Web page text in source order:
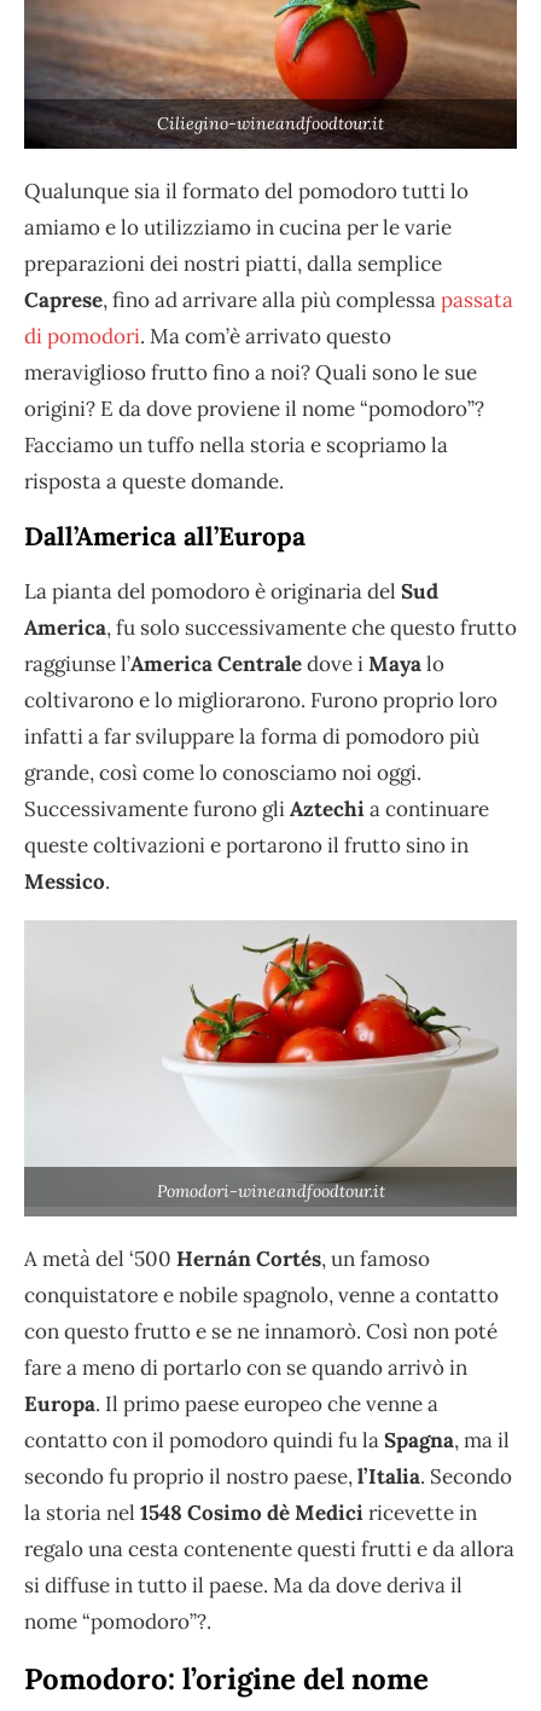
Ciliegino-wineandfoodtour.it
Qualunque sia il formato del pomodoro tutti lo
amiamo e lo utilizziamo in cucina per le varie
preparazioni dei nostri piatti, dalla semplice
Caprese, fino ad arrivare alla più complessapassata
di pomodori. Ma com’è arrivato questo
meraviglioso frutto fino a noi? Quali sono le sue
origini? E da dove proviene il nome “pomodoro”?
Facciamo un tuffo nella storia e scopriamo la
risposta a queste domande.
Dall’America all’Europa
La pianta del pomodoro è originaria del Sud
America, fu solo successivamente che questo frutto
raggiunse l’America Centraledove iMayalo
coltivarono e lo migliorarono. Furono proprio loro
infatti a far sviluppare la forma di pomodoro più
grande, così come lo conosciamo noi oggi.
Successivamente furono gliAztechia continuare
queste coltivazioni e portarono il frutto sino in
Messico.
Pomodori-wineandfoodtour.it
A metà del ‘500 Hernán Cortés, un famoso
conquistatore e nobile spagnolo, venne a contatto
con questo frutto e se ne innamorò. Così non poté
fare a meno di portarlo con se quando arrivò in
Europa. Il primo paese europeo che venne a
contatto con il pomodoro quindi fu laSpagna, ma il
secondo fu proprio il nostro paese,l’Italia. Secondo
la storia nel 1548 Cosimo dè Mediciricevette in
regalo una cesta contenente questi frutti e da allora
si diffuse in tutto il paese. Ma da dove deriva il
nome “pomodoro”?.
Pomodoro: l’origine del nome